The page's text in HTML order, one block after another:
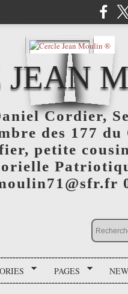
JEAN
Cordier,
des 177
petite
PAGES